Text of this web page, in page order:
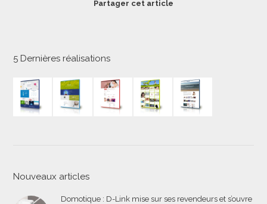
Partager cet article
5 Dernières réalisations
Nouveaux articles
Domotique : D-Link mise sur ses revendeurs et s’ouvre